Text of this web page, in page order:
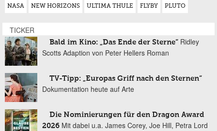
NASA NEW HORIZONS ULTIMA THULE FLYBY PLUTO
TICKER
Bald im Kino: „Das Ende der Sterne“ Ridley
Scotts Adaption von Peter Hellers Roman
TV-Tipp: „Europas Griff nach den Sternen“
Dokumentation heute auf Arte
Die Nominierungen für den Dragon Award
2026 Mit dabei u.a. James Corey, Joe Hill, Petra Lord